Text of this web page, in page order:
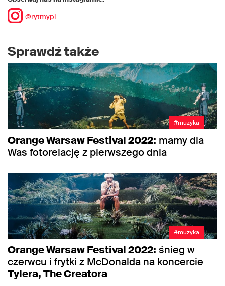
@rytmypl
Sprawdź także
#muzyka
Orange Warsaw Festival 2022: mamy dla
Was fotorelację z pierwszego dnia
#muzyka
Orange Warsaw Festival 2022: śnieg w
czerwcu i frytki z McDonalda na koncercie
Tylera, The Creatora